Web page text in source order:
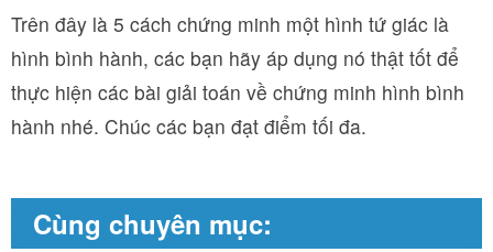
Trên đây là 5 cách chứng minh một hình tứ giác là
hình bình hành, các bạn hãy áp dụng nó thật tốt để
thực hiện các bài giải toán về chứng minh hình bình
hành nhé. Chúc các bạn đạt điểm tối đa.
Cùng chuyên mục: